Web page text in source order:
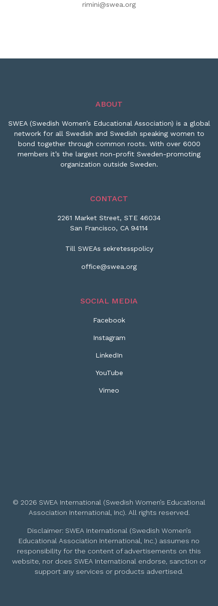
rimini@swea.org
ABOUT
SWEA (Swedish Women’s Educational Association) is a global
network for all Swedish and Swedish speaking women to
bond together through common roots. With over 6000
members it’s the largest non-profit Sweden-promoting
organization outside Sweden.
CONTACT
2261 Market Street, STE 46034
San Francisco, CA 94114
Till SWEAs sekretesspolicy
office@swea.org
SOCIAL MEDIA
Facebook
Instagram
LinkedIn
YouTube
Vimeo
© 2026 SWEA International (Swedish Women’s Educational
Association International, Inc). All rights reserved.
Disclaimer: SWEA International (Swedish Women’s
Educational Association International, Inc.) assumes no
responsibility for the content of advertisements on this
website, nor does SWEA International endorse, sanction or
support any services or products advertised.